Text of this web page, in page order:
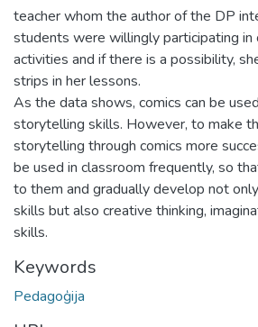
teacher whom the author of the DP
students were willingly participating in
activities and if there is a possibility,
strips in her lessons.
As the data shows, comics can be
storytelling skills. However, to make
storytelling through comics more
be used in classroom frequently, so
to them and gradually develop not
skills but also creative thinking,
skills.
Keywords
Pedagoģija